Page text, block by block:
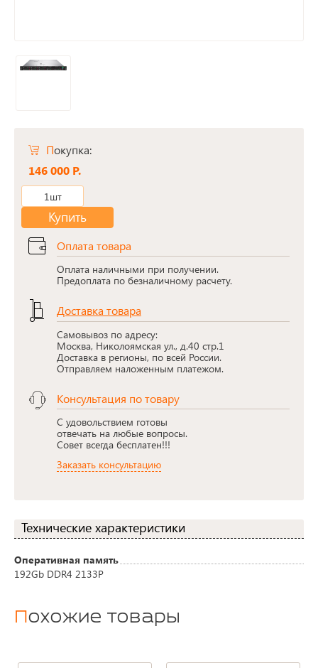
Покупка:
146 000 Р.
1шт
Купить
Оплата товара
Оплата наличными при получении.
Предоплата по безналичному расчету.
Доставка товара
Самовывоз по адресу:
Москва, Николоямская ул., д.40 стр.1
Доставка в регионы, по всей России.
Отправляем наложенным платежом.
Консультация по товару
С удовольствием готовы
отвечать на любые вопросы.
Совет всегда бесплатен!!!
Заказать консультацию
Технические характеристики
Оперативная память
192Gb DDR4 2133P
Похожие товары